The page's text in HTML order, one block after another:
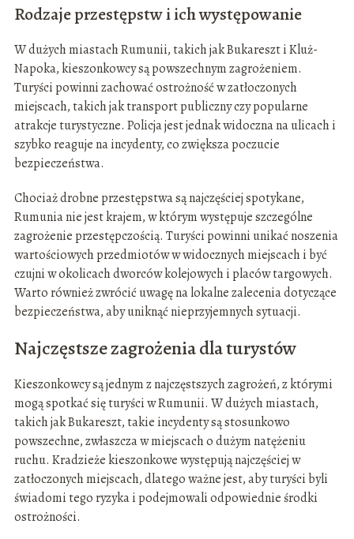
Rodzaje przestępstw i ich występowanie
W dużych miastach Rumunii, takich jak Bukareszt i Kluż-
Napoka, kieszonkowcy są powszechnym zagrożeniem.
Turyści powinni zachować ostrożność w zatłoczonych
miejscach, takich jak transport publiczny czy popularne
atrakcje turystyczne. Policja jest jednak widoczna na ulicach i
szybko reaguje na incydenty, co zwiększa poczucie
bezpieczeństwa.
Chociaż drobne przestępstwa są najczęściej spotykane,
Rumunia nie jest krajem, w którym występuje szczególne
zagrożenie przestępczością. Turyści powinni unikać noszenia
wartościowych przedmiotów w widocznych miejscach i być
czujni w okolicach dworców kolejowych i placów targowych.
Warto również zwrócić uwagę na lokalne zalecenia dotyczące
bezpieczeństwa, aby uniknąć nieprzyjemnych sytuacji.
Najczęstsze zagrożenia dla turystów
Kieszonkowcy są jednym z najczęstszych zagrożeń, z którymi
mogą spotkać się turyści w Rumunii. W dużych miastach,
takich jak Bukareszt, takie incydenty są stosunkowo
powszechne, zwłaszcza w miejscach o dużym natężeniu
ruchu. Kradzieże kieszonkowe występują najczęściej w
zatłoczonych miejscach, dlatego ważne jest, aby turyści byli
świadomi tego ryzyka i podejmowali odpowiednie środki
ostrożności.